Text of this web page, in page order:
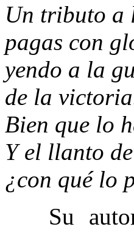
Un tributo a
pagas con
yendo a la
de la
Bien que lo
Y el llanto
¿con qué lo
Su autor